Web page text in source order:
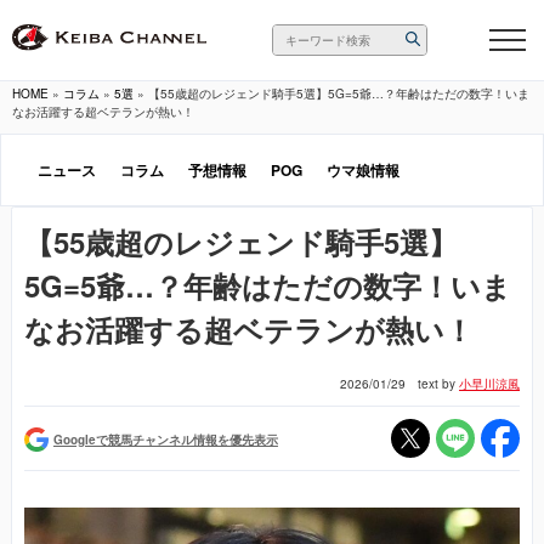
HOME » コラム » 5選 » 【55歳超のレジェンド騎手5選】5G=5爺…？年齢はただの数字！いま
なお活躍する超ベテランが熱い！
ニュース コラム 予想情報 POG ウマ娘情報
【55歳超のレジェンド騎手5選】
5G=5爺…？年齢はただの数字！いま
なお活躍する超ベテランが熱い！
2026/01/29 text by小早川涼風
Googleで競馬チャンネル情報を優先表示